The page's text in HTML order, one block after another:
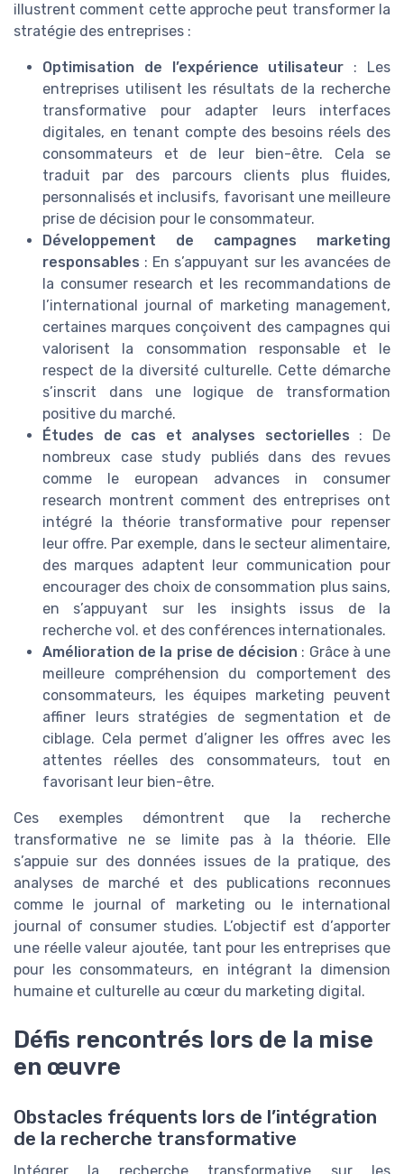
illustrent comment cette approche peut transformer la
stratégie des entreprises :
Optimisation de l’expérience utilisateur : Les
entreprises utilisent les résultats de la recherche
transformative pour adapter leurs interfaces
digitales, en tenant compte des besoins réels des
consommateurs et de leur bien-être. Cela se
traduit par des parcours clients plus fluides,
personnalisés et inclusifs, favorisant une meilleure
prise de décision pour le consommateur.
Développement de campagnes marketing
responsables : En s’appuyant sur les avancées de
la consumer research et les recommandations de
l’international journal of marketing management,
certaines marques conçoivent des campagnes qui
valorisent la consommation responsable et le
respect de la diversité culturelle. Cette démarche
s’inscrit dans une logique de transformation
positive du marché.
Études de cas et analyses sectorielles : De
nombreux case study publiés dans des revues
comme le european advances in consumer
research montrent comment des entreprises ont
intégré la théorie transformative pour repenser
leur offre. Par exemple, dans le secteur alimentaire,
des marques adaptent leur communication pour
encourager des choix de consommation plus sains,
en s’appuyant sur les insights issus de la
recherche vol. et des conférences internationales.
Amélioration de la prise de décision : Grâce à une
meilleure compréhension du comportement des
consommateurs, les équipes marketing peuvent
affiner leurs stratégies de segmentation et de
ciblage. Cela permet d’aligner les offres avec les
attentes réelles des consommateurs, tout en
favorisant leur bien-être.
Ces exemples démontrent que la recherche
transformative ne se limite pas à la théorie. Elle
s’appuie sur des données issues de la pratique, des
analyses de marché et des publications reconnues
comme le journal of marketing ou le international
journal of consumer studies. L’objectif est d’apporter
une réelle valeur ajoutée, tant pour les entreprises que
pour les consommateurs, en intégrant la dimension
humaine et culturelle au cœur du marketing digital.
Défis rencontrés lors de la mise
en œuvre
Obstacles fréquents lors de l’intégration
de la recherche transformative